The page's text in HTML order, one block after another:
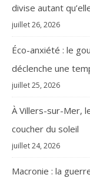
divise autant
juillet 26, 2026
Éco-anxiété : le
déclenche une
juillet 25, 2026
À Villers-sur-Mer,
coucher du soleil
juillet 24, 2026
Macronie : la